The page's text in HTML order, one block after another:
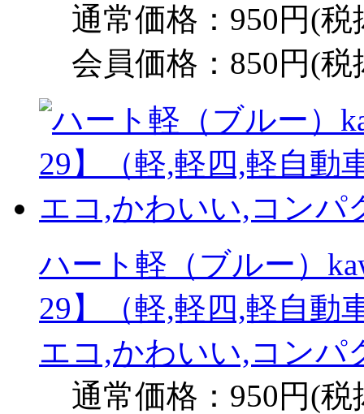
通常価格：950円(税
会員価格：850円(税
ハート軽（ブルー）
29】（軽,軽四,軽自動
エコ,かわいい,コンパ
通常価格：950円(税